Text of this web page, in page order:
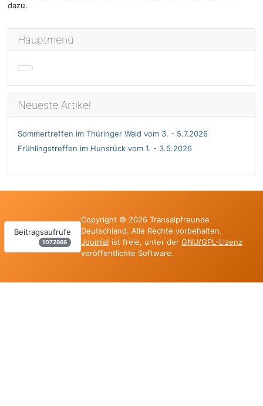
Hauptmenü
Neueste Artikel
Sommertreffen im Thüringer Wald vom 3. - 5.7.2026
Frühlingstreffen im Hunsrück vom 1. - 3.5.2026
dazu.
Beitragsaufrufe
1072866
Copyright © 2026 Transalpfreunde
Deutschland. Alle Rechte vorbehalten.
Joomla! ist freie, unter der GNU/GPL-Lizenz
veröffentlichte Software.